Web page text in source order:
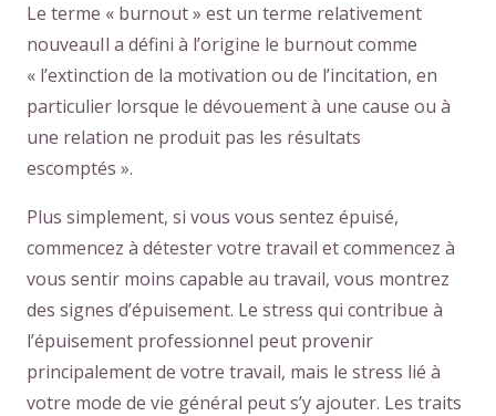
Le terme « burnout » est un terme relativement
nouveauIl a défini à l’origine le burnout comme
« l’extinction de la motivation ou de l’incitation, en
particulier lorsque le dévouement à une cause ou à
une relation ne produit pas les résultats
escomptés ».
Plus simplement, si vous vous sentez épuisé,
commencez à détester votre travail et commencez à
vous sentir moins capable au travail, vous montrez
des signes d’épuisement. Le stress qui contribue à
l’épuisement professionnel peut provenir
principalement de votre travail, mais le stress lié à
votre mode de vie général peut s’y ajouter. Les traits